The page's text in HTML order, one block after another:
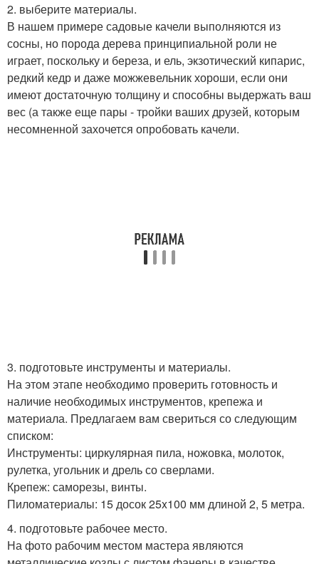
2. выберите материалы.
В нашем примере садовые качели выполняются из
сосны, но порода дерева принципиальной роли не
играет, поскольку и береза, и ель, экзотический кипарис,
редкий кедр и даже можжевельник хороши, если они
имеют достаточную толщину и способны выдержать ваш
вес (а также еще пары - тройки ваших друзей, которым
несомненной захочется опробовать качели.
3. подготовьте инструменты и материалы.
На этом этапе необходимо проверить готовность и
наличие необходимых инструментов, крепежа и
материала. Предлагаем вам свериться со следующим
списком:
Инструменты: циркулярная пила, ножовка, молоток,
рулетка, угольник и дрель со сверлами.
Крепеж: саморезы, винты.
Пиломатериалы: 15 досок 25x100 мм длиной 2, 5 метра.
4. подготовьте рабочее место.
На фото рабочим местом мастера являются